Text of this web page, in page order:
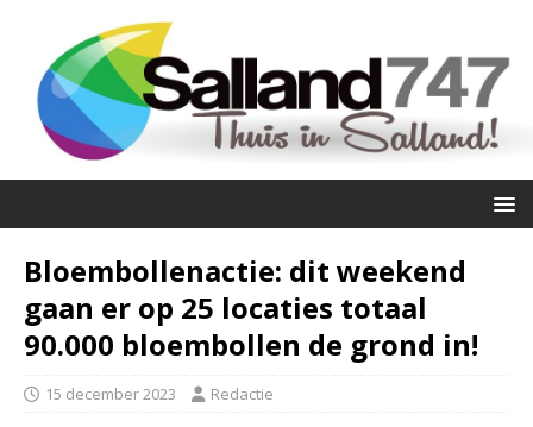
Bloembollenactie: dit weekend
gaan er op 25 locaties totaal
90.000 bloembollen de grond in!
15 december 2023 Redactie